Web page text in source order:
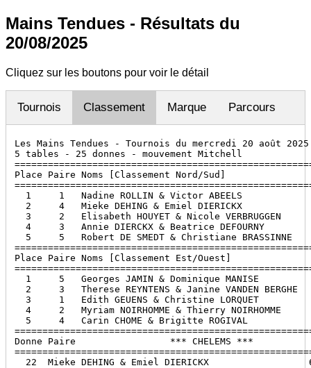
Mains Tendues - Résultats du
20/08/2025
Cliquez sur les boutons pour voir le détail
Tournois Classement Marque Parcours
Les Mains Tendues - Tournois du mercredi 20 août 2025
5 tables - 25 donnes - mouvement Mitchell
Place Paire Noms [Classement Nord/Sud]
1     1   Nadine ROLLIN & Victor ABEELS
2     4   Mieke DEHING & Emiel DIERICKX
3     2   Elisabeth HOUYET & Nicole VERBRUGGEN
4     3   Annie DIERCKX & Beatrice DEFOURNY
5     5   Robert DE SMEDT & Christiane BRASSINNE
Place Paire Noms [Classement Est/Ouest]
1     5   Georges JAMIN & Dominique MANISE
2     3   Therese REYNTENS & Janine VANDEN BERGHE
3     1   Edith GEUENS & Christine LORQUET
4     2   Myriam NOIRHOMME & Thierry NOIRHOMME
5     4   Carin CHOME & Brigitte ROGIVAL
Donne Paire                 *** CHELEMS ***
22  Mieke DEHING & Emiel DIERICKX